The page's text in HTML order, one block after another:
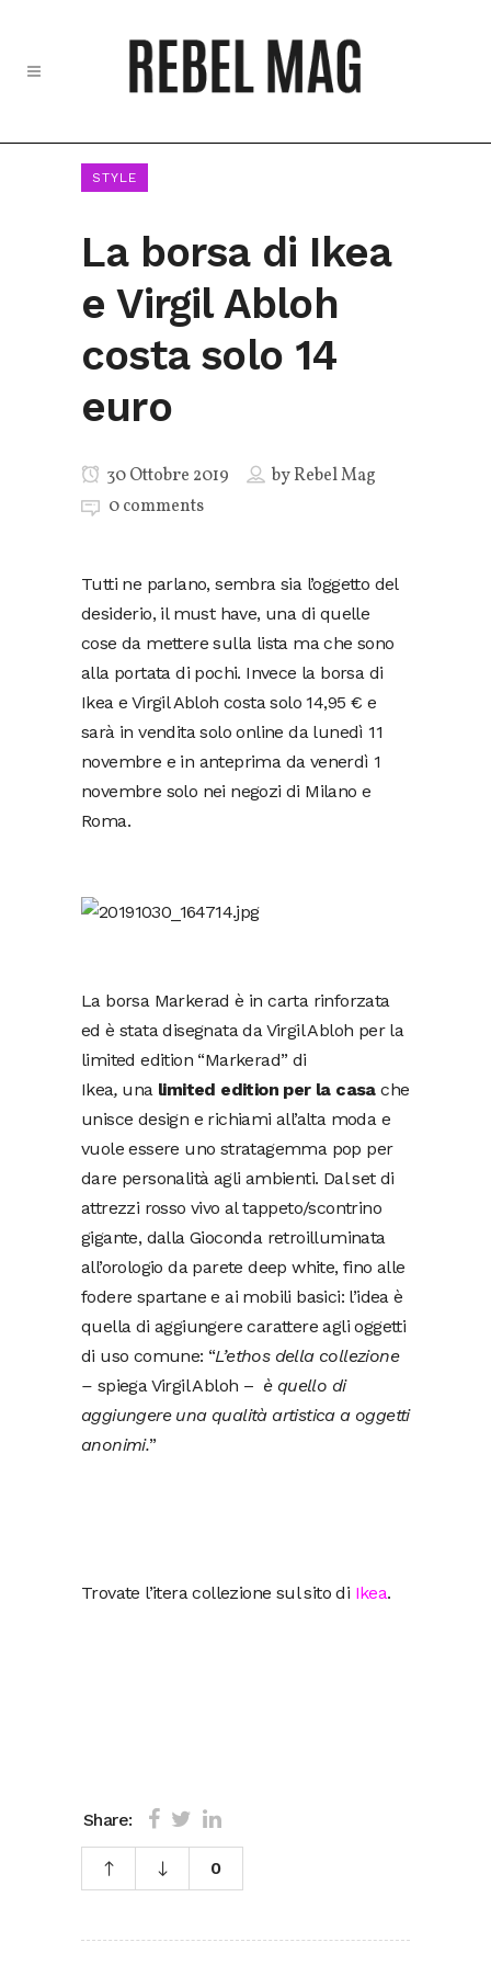
STYLE
La borsa di Ikea
e Virgil Abloh
costa solo 14
euro
30 Ottobre 2019 byRebel Mag
0 comments
Tutti ne parlano, sembra sia l’oggetto del
desiderio, il must have, una di quelle
cose da mettere sulla lista ma che sono
alla portata di pochi. Invece la borsa di
Ikea e Virgil Abloh costa solo 14,95 € e
sarà in vendita solo online da lunedì 11
novembre e in anteprima da venerdì 1
novembre solo nei negozi di Milano e
Roma.
La borsa Markerad è in carta rinforzata
ed è stata disegnata da Virgil Abloh per la
limited edition “Markerad” di
Ikea, una limited edition per la casache
unisce design e richiami all’alta moda e
vuole essere uno stratagemma pop per
dare personalità agli ambienti. Dal set di
attrezzi rosso vivo al tappeto/scontrino
gigante, dalla Gioconda retroilluminata
all’orologio da parete deep white, fino alle
fodere spartane e ai mobili basici: l’idea è
quella di aggiungere carattere agli oggetti
di uso comune: “L’ethos della collezione
– spiega Virgil Abloh – è quello di
aggiungere una qualità artistica a oggetti
anonimi.”
Trovate l’itera collezione sul sito di Ikea.
Share:
0